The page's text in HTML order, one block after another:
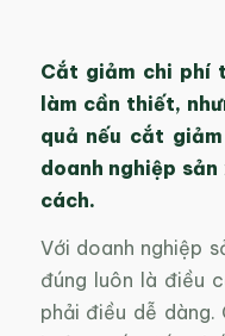
Cắt giảm chi phí
làm cần thiết,
quả nếu cắt
doanh nghiệp
cách.
Với doanh nghiệp
đúng luôn là điều
phải điều dễ